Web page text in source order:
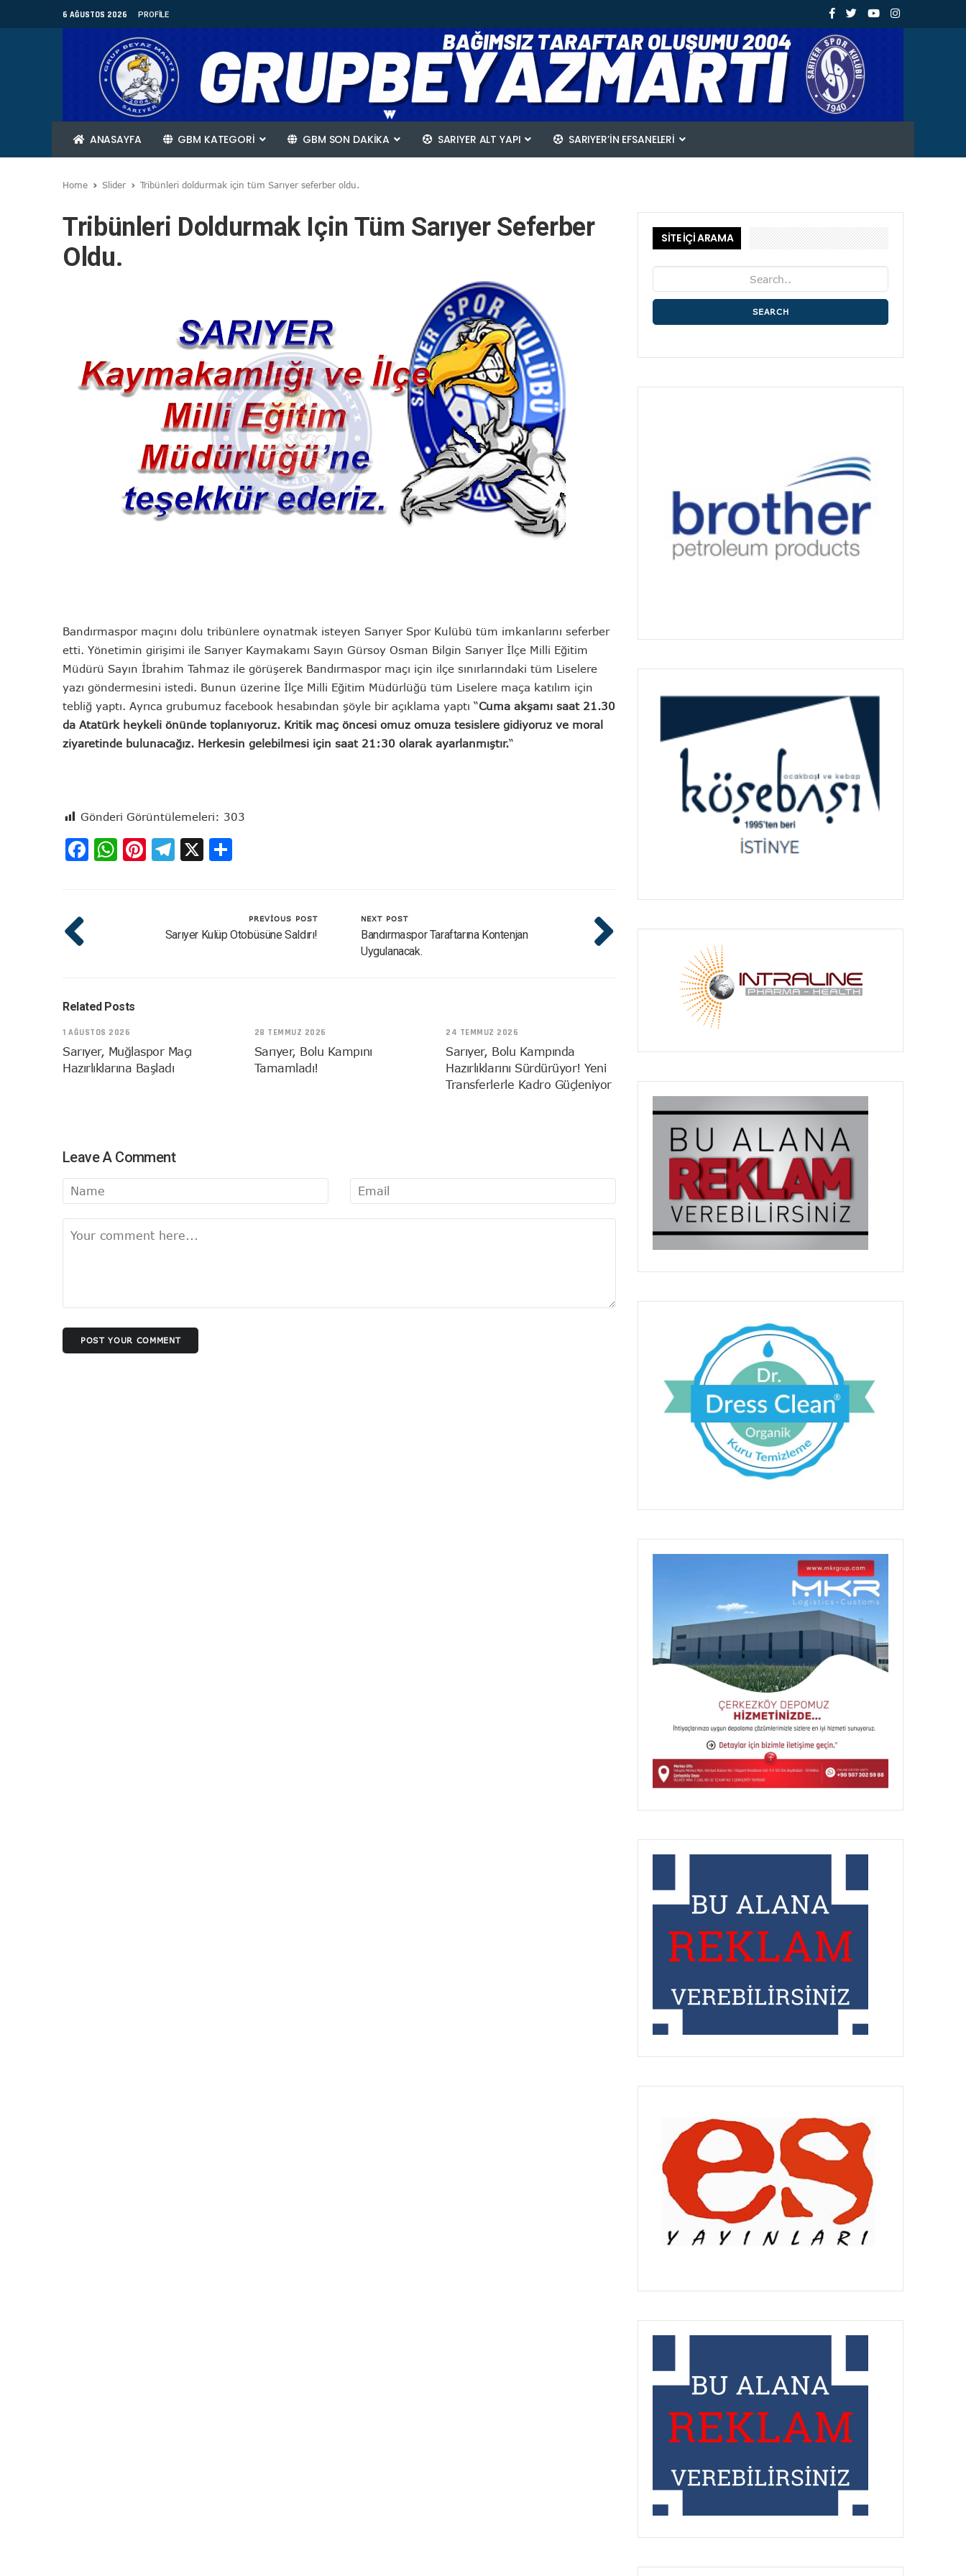
6 AĞUSTOS 2026 PROFILE
ANASAYFA GBM KATEGORİ GBM SON DAKİKA SARIYER ALT YAPI SARIYER’IN EFSANELERI
Home Slider Tribünleri doldurmak için tüm Sarıyer seferber oldu.
Tribünleri Doldurmak Için Tüm Sarıyer Seferber
Oldu.
Bandırmaspor maçını dolu tribünlere oynatmak isteyen Sarıyer Spor Kulübü tüm imkanlarını seferber
etti. Yönetimin girişimi ile Sarıyer Kaymakamı Sayın Gürsoy Osman Bilgin Sarıyer İlçe Milli Eğitim
Müdürü Sayın İbrahim Tahmaz ile görüşerek Bandırmaspor maçı için ilçe sınırlarındaki tüm Liselere
yazı göndermesini istedi. Bunun üzerine İlçe Milli Eğitim Müdürlüğü tüm Liselere maça katılım için
tebliğ yaptı. Ayrıca grubumuz facebook hesabından şöyle bir açıklama yaptı “Cuma akşamı saat 21.30
da Atatürk heykeli önünde toplanıyoruz. Kritik maç öncesi omuz omuza tesislere gidiyoruz ve moral
ziyaretinde bulunacağız. Herkesin gelebilmesi için saat 21:30 olarak ayarlanmıştır.“
Gönderi Görüntülemeleri: 303
Facebook
WhatsApp
Pinterest
Telegram
X
PREVIOUS POST
Sarıyer Kulüp Otobüsüne Saldırı!
NEXT POST
Bandırmaspor Taraftarına Kontenjan
Uygulanacak.
Related Posts
1 AĞUSTOS 2026
Sarıyer, Muğlaspor Maçı
Hazırlıklarına Başladı
28 TEMMUZ 2026
Sarıyer, Bolu Kampını
Tamamladı!
24 TEMMUZ 2026
Sarıyer, Bolu Kampında
Hazırlıklarını Sürdürüyor! Yeni
Transferlerle Kadro Güçleniyor
Leave A Comment
POST YOUR COMMENT
SİTE İÇİ ARAMA
SEARCH